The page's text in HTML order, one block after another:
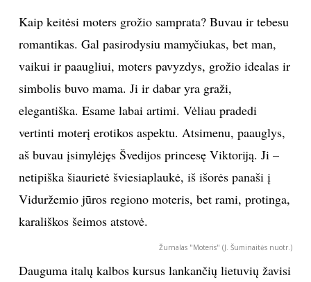
Kaip keitėsi moters grožio samprata? Buvau ir tebesu
romantikas. Gal pasirodysiu mamyčiukas, bet man,
vaikui ir paaugliui, moters pavyzdys, grožio idealas ir
simbolis buvo mama. Ji ir dabar yra graži,
elegantiška. Esame labai artimi. Vėliau pradedi
vertinti moterį erotikos aspektu. Atsimenu, paauglys,
aš buvau įsimylėjęs Švedijos princesę Viktoriją. Ji –
netipiška šiaurietė šviesiaplaukė, iš išorės panaši į
Viduržemio jūros regiono moteris, bet rami, protinga,
karališkos šeimos atstovė.
Žurnalas "Moteris" (J. Šuminaitės nuotr.)
Dauguma italų kalbos kursus lankančių lietuvių žavisi